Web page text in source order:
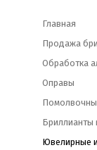
Главная
Продажа
Обработка
Оправы
Бриллианты
Ювелирные